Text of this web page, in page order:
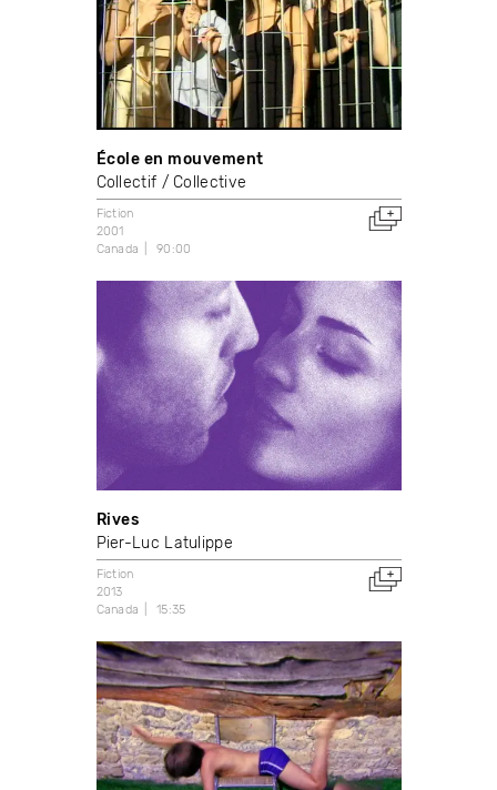
École en mouvement
Collectif / Collective
Fiction
2001
Canada
90:00
Rives
Pier-Luc Latulippe
Fiction
2013
Canada
15:35